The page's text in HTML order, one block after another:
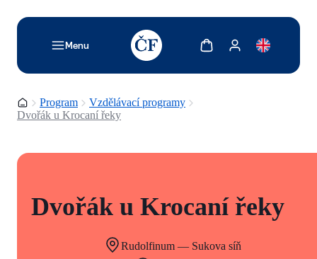
Menu
TODO: Add description for reader
Zobrazit košíkZobrazit můj účet
Domovská stránka
Program
Vzdělávací programy
Dvořák u Krocaní řeky
Dvořák u Krocaní řeky
Rudolfinum — Sukova síň